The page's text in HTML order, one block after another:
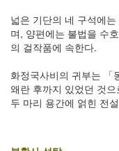
넓은 기단의 네 구석에
며, 양편에는 불법을 수
의 걸작품에 속한다.
화정국사비의 귀부는 「
왜란 후까지 있었던 것
두 마리 용간에 얽힌 전